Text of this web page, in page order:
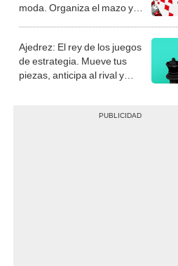
moda. Organiza el mazo y
Ajedrez: El rey de los juegos
de estrategia. Mueve tus
piezas, anticipa al rival y